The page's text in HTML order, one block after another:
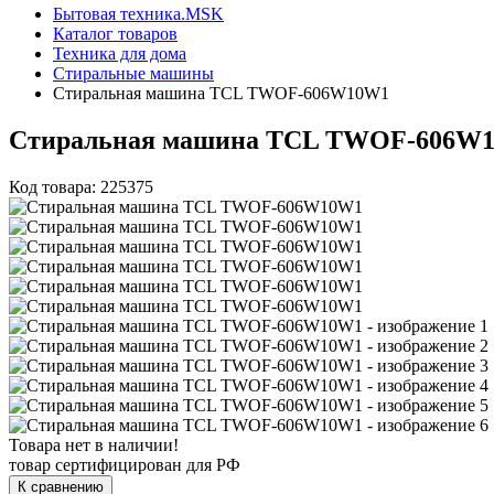
Бытовая техника.MSK
Каталог товаров
Техника для дома
Стиральные машины
Стиральная машина TCL TWOF-606W10W1
Стиральная машина TCL TWOF-
Код товара: 225375
Товара нет в наличии!
товар сертифицирован для РФ
К сравнению